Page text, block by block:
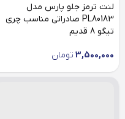
لنت ترمز جلو پارس مدل
PL80183 صادراتی مناسب چری
تیگو 8 قدیم
3,500,000 تومان